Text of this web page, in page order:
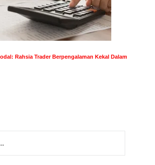
Rahsia Trader Berpengalaman Kekal Dalam